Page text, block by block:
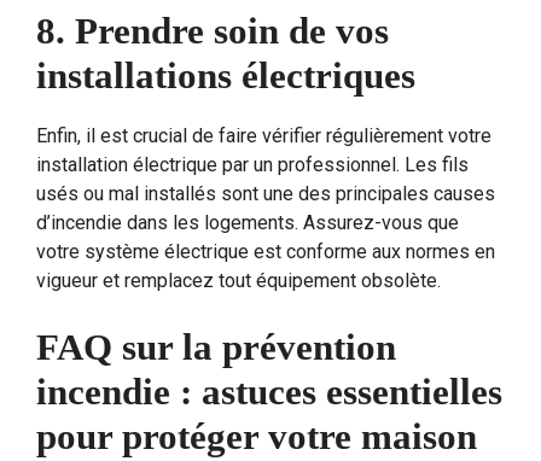
8. Prendre soin de vos
installations électriques
Enfin, il est crucial de faire vérifier régulièrement votre
installation électrique par un professionnel. Les fils
usés ou mal installés sont une des principales causes
d’incendie dans les logements. Assurez-vous que
votre système électrique est conforme aux normes en
vigueur et remplacez tout équipement obsolète.
FAQ sur la prévention
incendie : astuces essentielles
pour protéger votre maison